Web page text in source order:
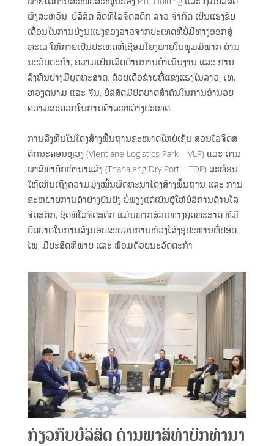
ພົງສະຫວັນ, ບໍລິສັດ ສິດທິໂລຈິດສຕິກ ລາວ ຈຳກັດ ເປັນແຮງຂັບ
ເຄື່ອນໃນການປ່ຽນແປງຂອງລາວຈາກປະເທດທີ່ບໍ່ມີທາງອອກສູ່
ທະເລ ໃຫ້ກາຍເປັນປະເທດທີ່ເຊື່ອມໂຍງພາຍໃນພູມມິພາກ ຜ່ານ
ນະວັດຕະກຳ, ຄວາມເປັນເລີດດ້ານການດຳເນີນງານ ແລະ ການ
ລົງທຶນຢ່າງມີຍຸດທະສາດ. ດ້ວຍເຄືອຂ່າຍທີ່ແຂງແຮງໃນລາວ, ໄທ,
ຫວຽດນາມ ແລະ ຈີນ, ບໍລິສັດມີບົດບາດສຳຄັນໃນການອຳນວຍ
ຄວາມສະດວກໃນການຄ້າລະຫວ່າງປະເທດ.
ການລົງທຶນໃນໂຄງສ້າງພື້ນຖານຂະໜາດໃຫຍ່ເຊັ່ນ ສວນໂລຈິດສ
ຕິກນະຄອນຫຼວງ (Vientiane Logistics Park – VLP) ແລະ ດ່ານ
ພາສີທ່າບົກທ່ານາແລ້ງ (Thanaleng Dry Port – TDP) ສະທ້ອນ
ໃຫ້ເຫັນເຖິງຄວາມມຸ່ງໝັ້ນພັດທະນາໂຄງສ້າງພື້ນຖານ ແລະ ການ
ຂະຫຍາຍການຄ້າຢ່າງຍືນຍົງ ບໍ່ພຽງແຕ່ເປັນຜູ້ໃຫ້ບໍລິການດ້ານໂລ
ຈິດສຕິກ, ຊິດທິໂລຈິດສຕິກ ແມ່ນພາກສ່ວນທາງຍຸດທະສາດ ທີ່ມີ
ບົດບາດໃນການສົ່ງມອບຂະບວນການຫ່ວງໂສ້ງອຸປະທານທີ່ປອດ
ໄພ, ມີປະສິດທິພາບ ແລະ ພ້ອມດ້ວຍນະວັດຕະກຳ
ກ່ຽວກັບບໍລິສັດ ດ່ານພາສີທ່າບົກທ່ານາ